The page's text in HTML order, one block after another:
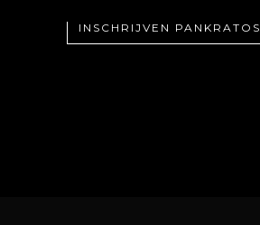
INSCHRIJVEN PANKRATOS